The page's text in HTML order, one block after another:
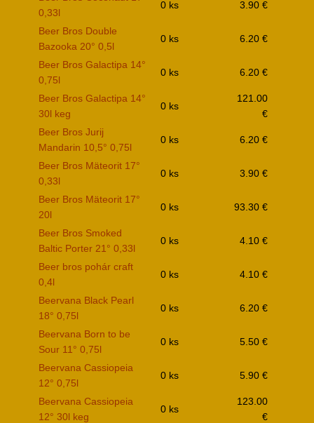
0,33l
0 ks 3.90 €
Beer Bros Double
Bazooka 20° 0,5l
0 ks 6.20 €
Beer Bros Galactipa 14°
0,75l
0 ks 6.20 €
Beer Bros Galactipa 14°
30l keg
0 ks
121.00
€
Beer Bros Jurij
Mandarin 10,5° 0,75l
0 ks 6.20 €
Beer Bros Mäteorit 17°
0,33l
0 ks 3.90 €
Beer Bros Mäteorit 17°
20l
0 ks 93.30 €
Beer Bros Smoked
Baltic Porter 21° 0,33l
0 ks 4.10 €
Beer bros pohár craft
0,4l
0 ks 4.10 €
Beervana Black Pearl
18° 0,75l
0 ks 6.20 €
Beervana Born to be
Sour 11° 0,75l
0 ks 5.50 €
Beervana Cassiopeia
12° 0,75l
0 ks 5.90 €
Beervana Cassiopeia
12° 30l keg
0 ks
123.00
€